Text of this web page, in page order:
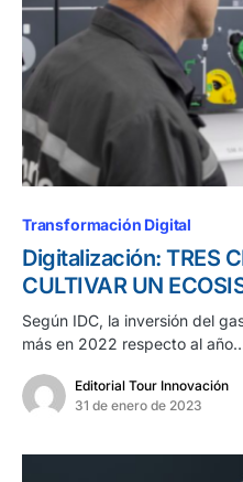
Transformación Digital
Digitalización: TRES
CULTIVAR UN
Según IDC, la inversión del
más en 2022 respecto al
Editorial Tour Innovación
31 de enero de 2023